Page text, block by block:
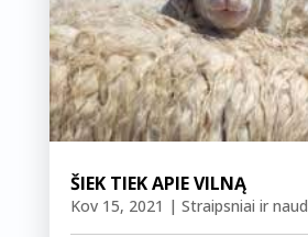
ŠIEK TIEK APIE VILNĄ
Kov 15, 2021 | Straipsniai ir